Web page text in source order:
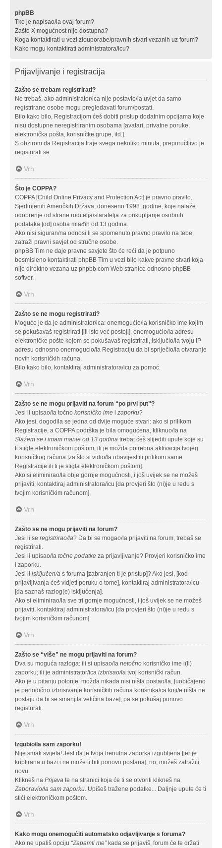
phpBB
Tko je napisao/la ovaj forum?
Zašto X mogućnost nije dostupna?
Koga kontaktirati u vezi zlouporabe/pravnih stvari vezanih uz forum?
Kako mogu kontaktirati administratora/icu?
Prijavljivanje i registracija
Zašto se trebam registrirati?
Ne trebaš, ako administrator/ica nije postavio/la uvjet da samo
registrirane osobe mogu pregledavati forum/postati.
Bilo kako bilo, Registracijom ćeš dobiti pristup dodatnim opcijama koje
nisu dostupne neregistriranim osobama [avatari, privatne poruke,
elektronička pošta, korisničke grupe, itd.].
S obzirom da Registracija traje svega nekoliko minuta, preporučljivo je
registrirati se.
Vrh
Što je COPPA?
COPPA [Child Online Privacy and Protection Act] je pravno pravilo,
Sjedinjenih Američkih Država, doneseno 1998. godine, koje nalaže
odobrenje od strane roditelja/staratelja za prikupljanje osobnih
podataka [od] osoba mlađih od 13 godina.
Ako nisi siguran/na odnosi li se spomenuto pravno pravilo na tebe,
zatraži pravni savjet od stručne osobe.
phpBB Tim ne daje pravne savjete što će reći da je potpuno
besmisleno kontaktirati phpBB Tim u vezi bilo kakve pravne stvari koja
nije direktno vezana uz phpbb.com Web stranice odnosno phpBB
softver.
Vrh
Zašto se ne mogu registrirati?
Moguće je da je administrator/ica: onemogućio/la korisničko ime kojim
se pokušavaš registrirati [ili isto već postoji], onemogućio/la adresu
elektroničke pošte kojom se pokušavaš registrirati, isključio/la tvoju IP
adresu odnosno onemogućio/la Registraciju da bi spriječio/la otvaranje
novih korisničkih računa.
Bilo kako bilo, kontaktiraj administratora/icu za pomoć.
Vrh
Zašto se ne mogu prijaviti na forum “po prvi put”?
Jesi li upisao/la točno korisničko ime i zaporku?
Ako jesi, dogodila se jedna od dvije moguće stvari: ako si prilikom
Registracije, a COPPA podrška je bila omogućena, kliknuo/la na
Slažem se i imam manje od 13 godina trebat ćeš slijediti upute koje su
ti stigle elektroničkom poštom; ili je možda potrebna aktivacija tvojeg
korisničkog računa [za što si vidio/la obavijest ili prilikom same
Registracije ili ti je stigla elektroničkom poštom].
Ako si eliminirao/la obje gornje mogućnosti, i još uvijek se ne možeš
prijaviti, kontaktiraj administratora/icu [da provjeri što (ni)je u redu s
tvojim korisničkim računom].
Vrh
Zašto se ne mogu prijaviti na forum?
Jesi li se registrirao/la? Da bi se mogao/la prijaviti na forum, trebaš se
registrirati.
Jesi li upisao/la točne podatke za prijavljivanje? Provjeri korisničko ime
i zaporku.
Jesi li isključen/a s foruma [zabranjen ti je pristup]? Ako jesi, [kod
prijavljivanja ćeš vidjeti poruku o tome], kontaktiraj administratora/icu
[da saznaš razlog(e) isključenja].
Ako si eliminirao/la sve tri gornje mogućnosti, i još uvijek se ne možeš
prijaviti, kontaktiraj administratora/icu [da provjeri što (ni)je u redu s
tvojim korisničkim računom].
Vrh
Zašto se “više” ne mogu prijaviti na forum?
Dva su moguća razloga: ili si upisao/la netočno korisničko ime i(li)
zaporku; ili je administrator/ica izbrisao/la tvoj korisnički račun.
Ako je u pitanju potonje: možda nikada nisi ništa postao/la, [uobičajeno
je periodično izbrisivanje korisničkih računa korisnika/ca koji/e ništa ne
postaju da bi se smanjila veličina baze], pa se pokušaj ponovo
registrirati.
Vrh
Izgubio/la sam zaporku!
Nije smak svijeta! Jest da je tvoja trenutna zaporka izgubljena [jer je
kriptirana u bazi i ne može ti biti ponovo poslana], no, možeš zatražiti
novu.
Klikneš na Prijava te na stranici koja će ti se otvoriti klikneš na
Zaboravio/la sam zaporku. Upišeš tražene podatke... Daljnje upute će ti
stići elektroničkom poštom.
Vrh
Kako mogu onemogućiti automatsko odjavljivanje s foruma?
Ako ne upališ opciju “Zapamti me”kada se prijaviš, forum će te držati